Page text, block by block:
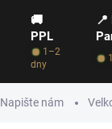
🚚
PPL
📍
1–2
dny
Napište nám